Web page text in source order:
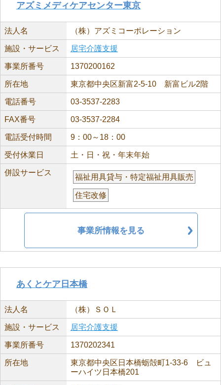
アズミメディケアセンター東京
法人名 （株）アズミコーポレーション
施設・サービス 居宅介護支援
事業所番号 1370200162
所在地 東京都中央区新富2-5-10 新富ビル2階
電話番号 03-3537-2283
FAX番号 03-3537-2284
電話受付時間 9：00～18：00
受付休業日 土・日・祝・年末年始
併設サービス
福祉用具貸与・特定福祉用具販売
住宅改修
事業所情報を見る
あくとケア日本橋
法人名 （株）ＳＯＬ
施設・サービス 居宅介護支援
事業所番号 1370202341
所在地
東京都中央区日本橋蛎殻町1-33-6 ビュ
ーハイツ日本橋201